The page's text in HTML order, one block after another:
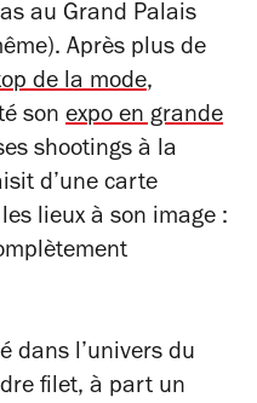
au Grand Palais
Après plus de
de la mode,
son expo en grande
shootings à la
d’une carte
lieux à son image :
dans l’univers du
filet, à part un